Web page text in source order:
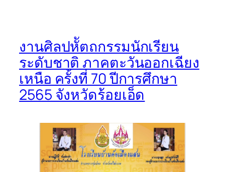
งานศิลปหััตถกรรมนักเรียน
ระดับชาติ ภาคตะวันออกเฉียง
เหนือ ครั้งที่ 70 ปีการศึกษา
2565 จังหวัดร้อยเอ็ด